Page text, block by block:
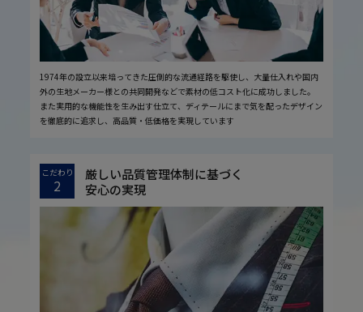
1974年の設立以来培ってきた圧倒的な流通経路を駆使し、大量仕入れや国内
外の生地メーカー様との共同開発などで素材の低コスト化に成功しました。
また実用的な機能性を生み出す仕立て、ディテールにまで気を配ったデザイン
を徹底的に追求し、高品質・低価格を実現しています
こだわり
2
厳しい品質管理体制に基づく
安心の実現